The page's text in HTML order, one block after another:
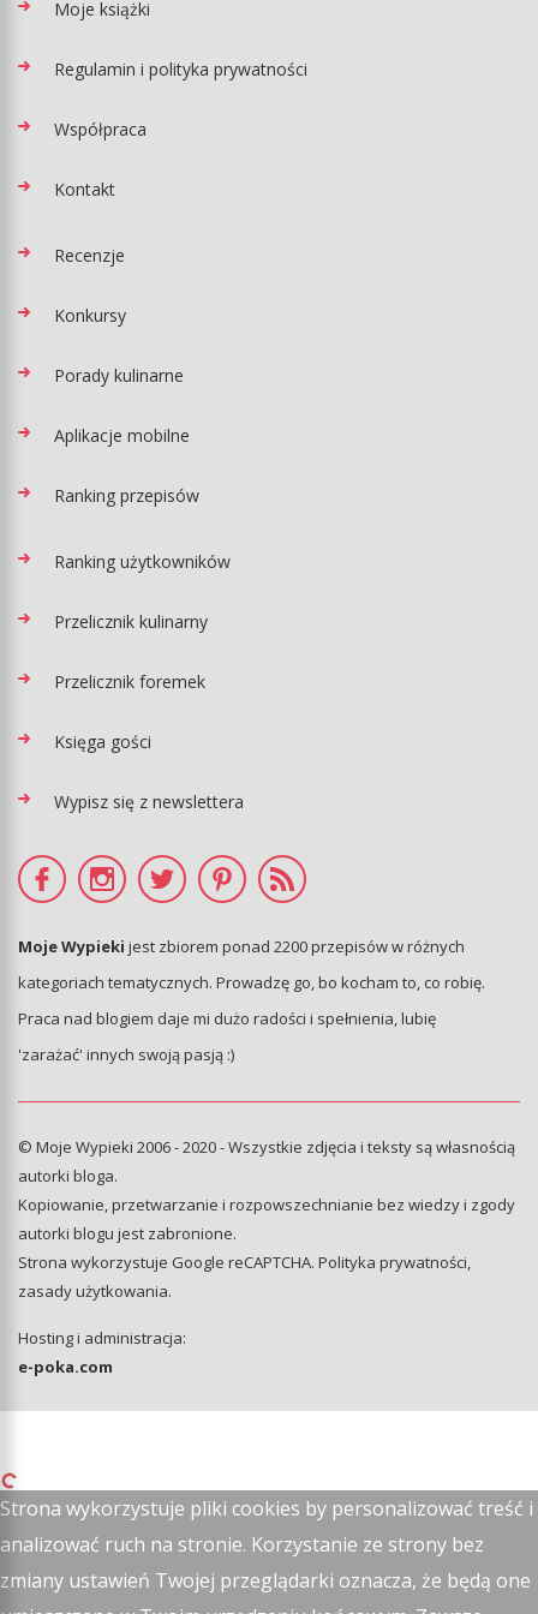
Moje książki
Regulamin i polityka prywatności
Współpraca
Kontakt
Recenzje
Konkursy
Porady kulinarne
Aplikacje mobilne
Ranking przepisów
Ranking użytkowników
Przelicznik kulinarny
Przelicznik foremek
Księga gości
Wypisz się z newslettera
Moje Wypieki jest zbiorem ponad 2200 przepisów w różnych
kategoriach tematycznych. Prowadzę go, bo kocham to, co robię.
Praca nad blogiem daje mi dużo radości i spełnienia, lubię
'zarażać' innych swoją pasją :)
© Moje Wypieki 2006 - 2020 - Wszystkie zdjęcia i teksty są własnością
autorki bloga.
Kopiowanie, przetwarzanie i rozpowszechnianie bez wiedzy i zgody
autorki blogu jest zabronione.
Strona wykorzystuje Google reCAPTCHA. Polityka prywatności,
zasady użytkowania.
Hosting i administracja:
e-poka.com
Strona wykorzystuje pliki cookies by personalizować treść i
analizować ruch na stronie. Korzystanie ze strony bez
zmiany ustawień Twojej przeglądarki oznacza, że będą one